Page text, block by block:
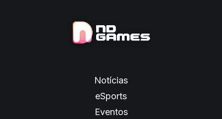
Notícias
eSports
Eventos